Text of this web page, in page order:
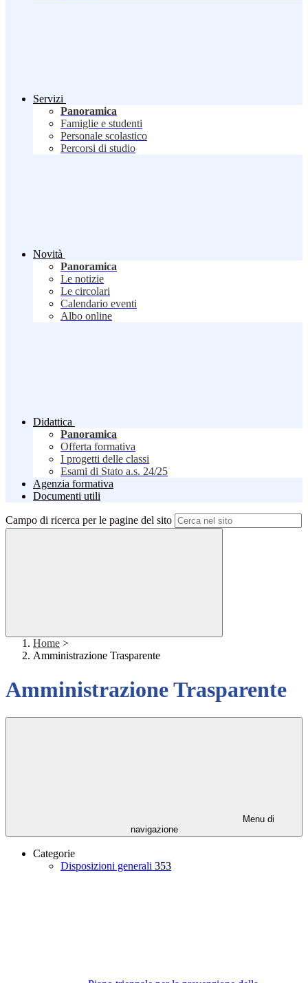
Servizi
Panoramica
Famiglie e studenti
Personale scolastico
Percorsi di studio
Novità
Panoramica
Le notizie
Le circolari
Calendario eventi
Albo online
Didattica
Panoramica
Offerta formativa
I progetti delle classi
Esami di Stato a.s. 24/25
Agenzia formativa
Documenti utili
Campo di ricerca per le pagine del sito
Home >
Amministrazione Trasparente
Amministrazione Trasparente
Menu di
navigazione
Categorie
Disposizioni generali 353